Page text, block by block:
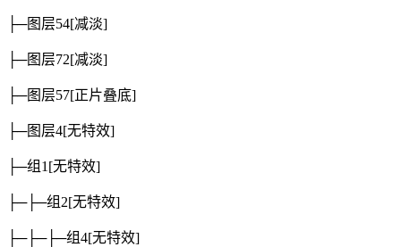
├─图层54[减淡]
├─图层72[减淡]
├─图层57[正片叠底]
├─图层4[无特效]
├─组1 [无特效]
├─├─组2[无特效]
├─├─├─组4[无特效]